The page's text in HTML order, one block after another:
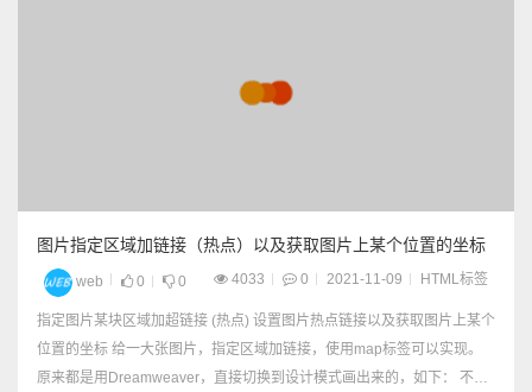
图片指定区域加链接（热点）以及获取图片上某个位置的坐标
web 0 0 4033 0 2021-11-09 HTML标签
指定图片某块区域加超链接 (热点) 设置图片热点链接以及获取图片上某个
位置的坐标 给一大张图片，指定区域加链接，使用map标签可以实现。
原来都是用Dreamweaver，直接切换到设计模式画出来的，如下： 不用